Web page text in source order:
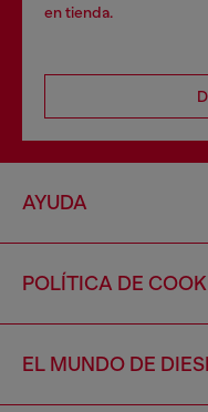
en tienda.
AYUDA
POLÍTICA DE
EL MUNDO DE